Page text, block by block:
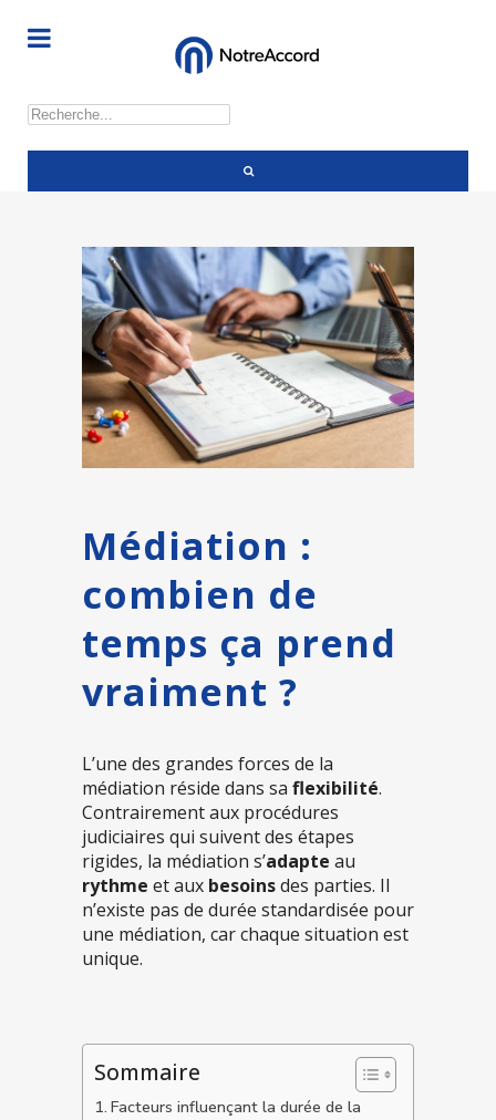
Rechercher
Médiation :
combien de
temps ça prend
vraiment ?
L’une des grandes forces de la
médiation réside dans sa flexibilité.
Contrairement aux procédures
judiciaires qui suivent des étapes
rigides, la médiation s’adapte au
rythme et aux besoinsdes parties. Il
n’existe pas de durée standardisée pour
une médiation, car chaque situation est
unique.
Sommaire
Facteurs influençant la durée de la